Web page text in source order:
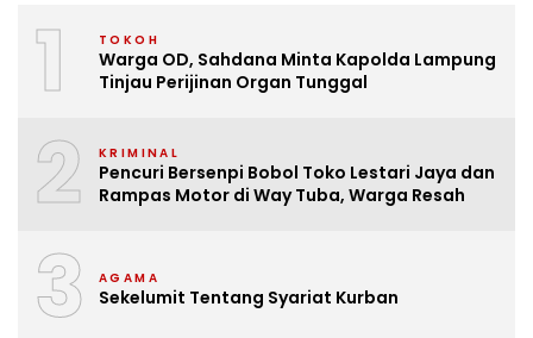
1 TOKOH
Warga OD, Sahdana Minta Kapolda Lampung
Tinjau Perijinan Organ Tunggal
2 KRIMINAL
Pencuri Bersenpi Bobol Toko Lestari Jaya dan
Rampas Motor di Way Tuba, Warga Resah
3 AGAMA
Sekelumit Tentang Syariat Kurban